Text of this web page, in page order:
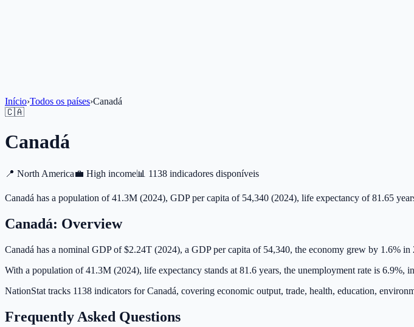
Início›Todos os países›Canadá
🇨🇦
Canadá
📍 North America💼 High income 📊 1138 indicadores disponíveis
Canadá has a population of 41.3M (2024), GDP per capita of 54,340 (2024), life expectancy of 81.65
Canadá: Overview
Canadá has a nominal GDP of $2.24T (2024), a GDP per capita of 54,340, the economy grew by 1.6%
With a population of 41.3M (2024), life expectancy stands at 81.6 years, the unemployment rate is 6.9%,
NationStat tracks 1138 indicators for Canadá, covering economic output, trade, health, education,
Frequently Asked Questions